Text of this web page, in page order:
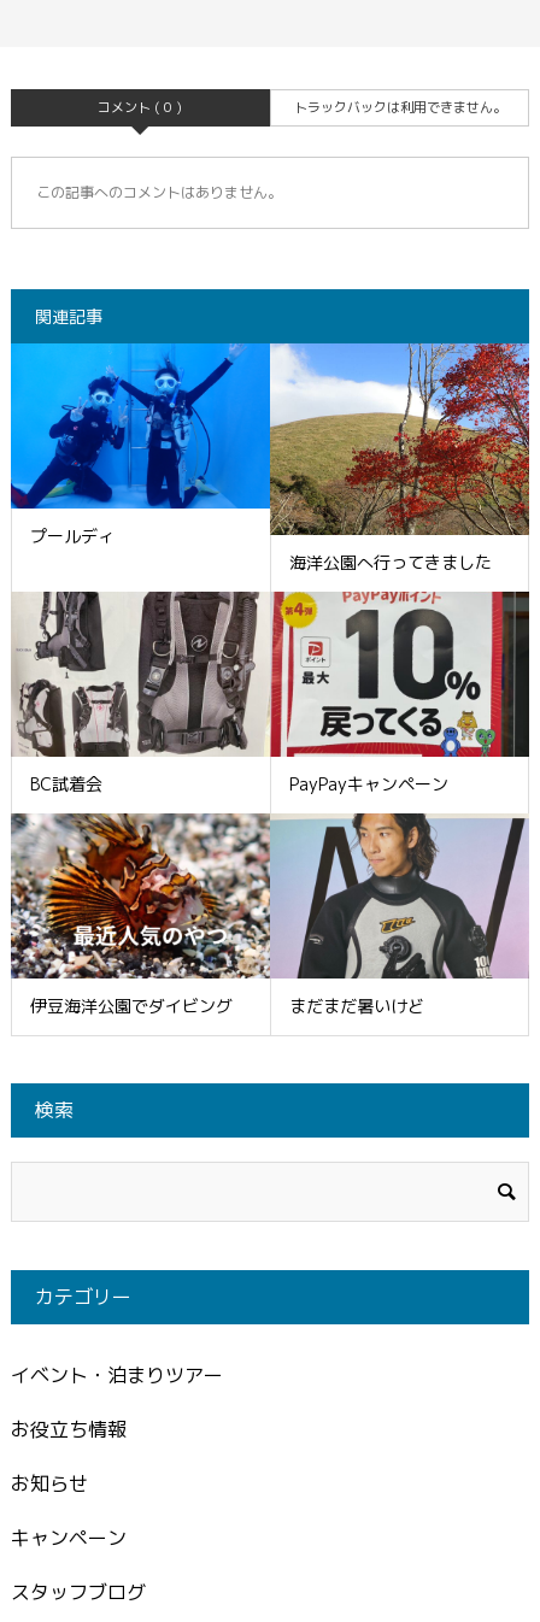
コメント ( 0 ) トラックバックは利用できません。
この記事へのコメントはありません。
関連記事
プールディ
海洋公園へ行ってきました
BC試着会 PayPayキャンペーン
伊豆海洋公園でダイビング まだまだ暑いけど
検索
カテゴリー
イベント・泊まりツアー
お役立ち情報
お知らせ
キャンペーン
スタッフブログ